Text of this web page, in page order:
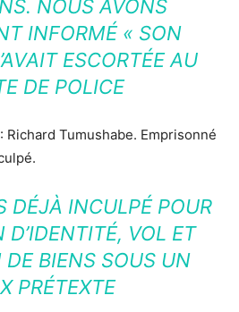
NOUS AVONS
INFORMÉ « SON
ESCORTÉE AU
DE POLICE
Richard Tumushabe. Emprisonné
DÉJÀ INCULPÉ POUR
D’IDENTITÉ, VOL ET
BIENS SOUS UN
PRÉTEXTE